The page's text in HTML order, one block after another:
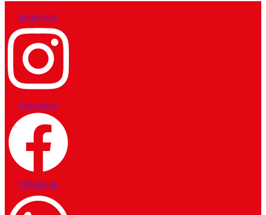
Instagram
Facebook
Whatsapp